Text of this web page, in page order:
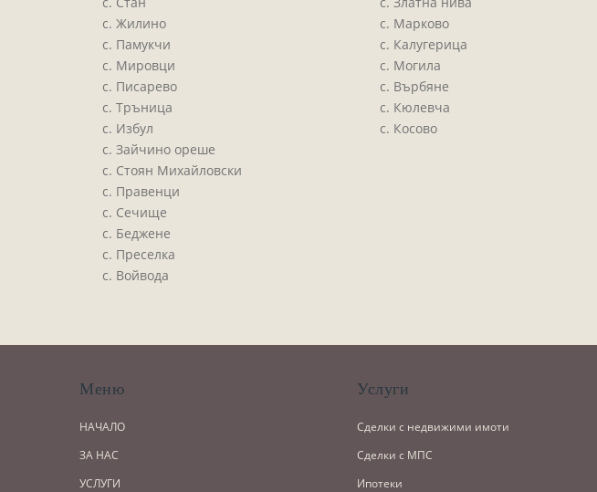
с. Жилино
с. Памукчи
с. Мировци
с. Писарево
с. Тръница
с. Избул
с. Зайчино ореше
с. Стоян Михайловски
с. Правенци
с. Сечище
с. Беджене
с. Преселка
с. Войвода
с. Марково
с. Калугерица
с. Могила
с. Върбяне
с. Кюлевча
с. Косово
Меню
НАЧАЛО
ЗА НАС
УСЛУГИ
Услуги
Сделки с недвижими имоти
Сделки с МПС
Ипотеки